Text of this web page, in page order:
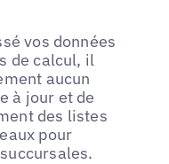
vos données
de calcul, il
aucun
à jour et de
des listes
pour